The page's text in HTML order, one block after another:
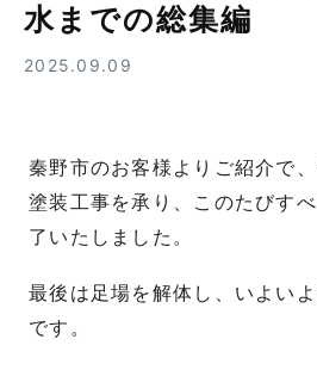
水までの総集編
2025.09.09
秦野市のお客様よりご紹介で
塗装工事を承り、このたびす
了いたしました。
最後は足場を解体し、いよい
です。